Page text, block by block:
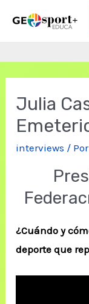
Julia
interviews /
¿Cuándo y
deporte que